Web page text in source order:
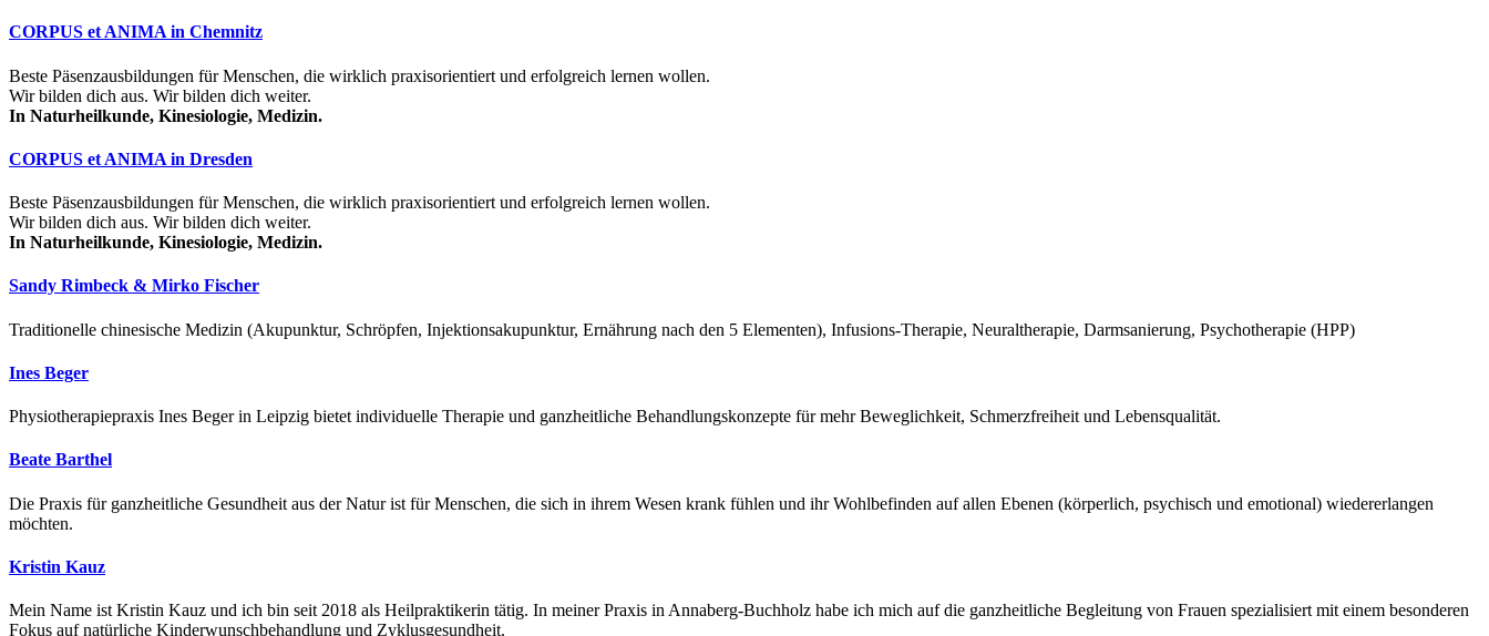
CORPUS et ANIMA in Chemnitz
Beste Päsenzausbildungen für Menschen, die wirklich praxisorientiert und erfolgreich lernen wollen.
Wir bilden dich aus. Wir bilden dich weiter.
In Naturheilkunde, Kinesiologie, Medizin.
CORPUS et ANIMA in Dresden
Beste Päsenzausbildungen für Menschen, die wirklich praxisorientiert und erfolgreich lernen wollen.
Wir bilden dich aus. Wir bilden dich weiter.
In Naturheilkunde, Kinesiologie, Medizin.
Sandy Rimbeck & Mirko Fischer
Traditionelle chinesische Medizin (Akupunktur, Schröpfen, Injektionsakupunktur, Ernährung nach den 5 Elementen), Infusions-Therapie, Neuraltherapie, Darmsanierung, Psychotherapie (HPP)
Ines Beger
Physiotherapiepraxis Ines Beger in Leipzig bietet individuelle Therapie und ganzheitliche Behandlungskonzepte für mehr Beweglichkeit, Schmerzfreiheit und Lebensqualität.
Beate Barthel
Die Praxis für ganzheitliche Gesundheit aus der Natur ist für Menschen, die sich in ihrem Wesen krank fühlen und ihr Wohlbefinden auf allen Ebenen (körperlich, psychisch und emotional) wiedererlangen
möchten.
Kristin Kauz
Mein Name ist Kristin Kauz und ich bin seit 2018 als Heilpraktikerin tätig. In meiner Praxis in Annaberg-Buchholz habe ich mich auf die ganzheitliche Begleitung von Frauen spezialisiert mit einem besonderen
Fokus auf natürliche Kinderwunschbehandlung und Zyklusgesundheit.